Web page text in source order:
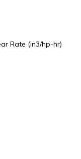
Rate (in3/hp-hr)